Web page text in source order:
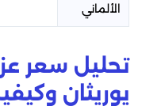
الألماني
تحليل سعر
يوريثان